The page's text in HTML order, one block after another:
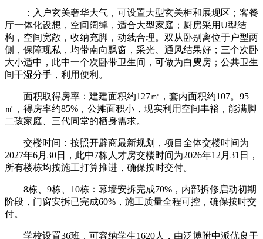
：入户玄关奢华大气，可设置大型玄关柜和展现区；客餐
厅一体化设想，空间阔绰，适合大型家庭；厨房采用U型结
构，空间宽敞，收纳充脚，动线合理。双从卧别离位于户型两
侧，保障现私，均带南向飘窗，采光、通风结果好；三个次卧
大小适中，此中一个次卧带卫生间，可做为白叟房；公共卫生
间干湿分手，利用便利。
面积取得房率：建建面积约127㎡，套内面积约107。95
㎡，得房率约85%，公摊面积小，现实利用空间丰裕，能满脚
二孩家庭、三代同堂的栖身需求。
交楼时间：按照开辟商最新规划，项目全体交楼时间为
2027年6月30日，此中7栋人才房交楼时间为2026年12月31日，
所有楼栋均按施工打算推进，确保按时交付。
8栋、9栋、10栋：幕墙安拆完成70%，内部拆修启动初期
阶段，门窗安拆已完成60%，施工质量全程可控，确保按时交
付。
学校设置36班，可容纳学生1620人，由泛博附中派优良干